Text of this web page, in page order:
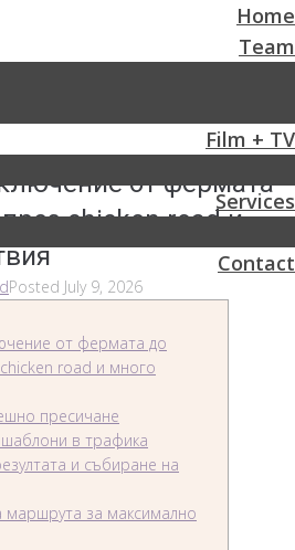
Home
Team
Film + TV
Services
Contact
от фермата
chicken road и
Posted July 9, 2026
от фермата до
road и много
пресичане
в трафика
и събиране на
за максимално